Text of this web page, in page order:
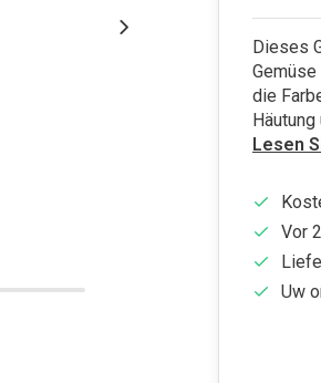
Dieses
die
Häutung
Lesen
Vor
Uw